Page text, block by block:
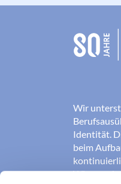
Wir
Identität.
beim